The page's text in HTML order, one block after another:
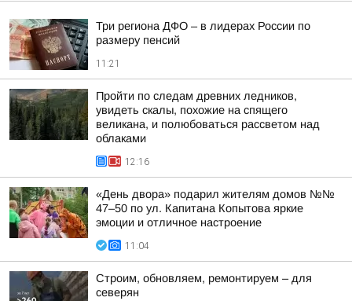
Три региона ДФО – в лидерах России по
размеру пенсий
11:21
Пройти по следам древних ледников,
увидеть скалы, похожие на спящего
великана, и полюбоваться рассветом над
облаками
12:16
«День двора» подарил жителям домов №№
47–50 по ул. Капитана Копытова яркие
эмоции и отличное настроение
11:04
Строим, обновляем, ремонтируем – для
северян